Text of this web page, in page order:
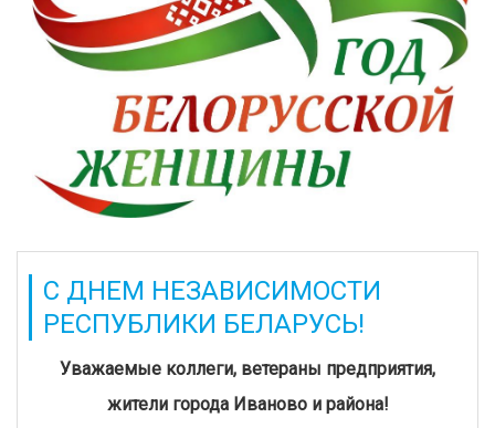
С ДНЕМ НЕЗАВИСИМОСТИ
РЕСПУБЛИКИ БЕЛАРУСЬ!
Уважаемые коллеги, ветераны предприятия,
жители города Иваново и района!